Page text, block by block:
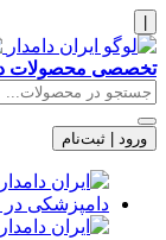
تخصصی محصولات
ورود | ثبت‌نام